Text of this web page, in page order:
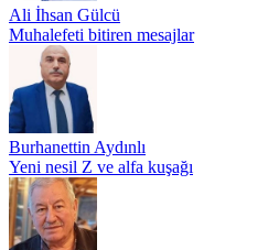
Ali İhsan Gülcü
Muhalefeti bitiren mesajlar
Burhanettin Aydınlı
Yeni nesil Z ve alfa kuşağı